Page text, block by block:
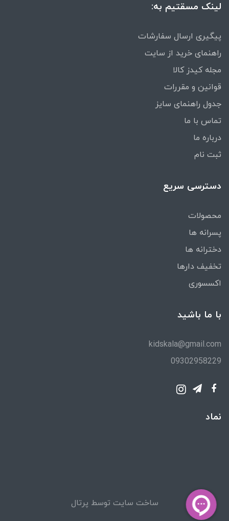
لینک مسقتیم به:
پیگیری ارسال سفارشات
راهنمای خرید از سایت
مجله کیدز کالا
قوانین و مقررات
جدول راهنمای سایز
تماس با ما
درباره ما
ثبت نام
دسترسی سریع
محصولات
پسرانه ها
دخترانه ها
تخفیف دارها
اکسسوری
با ما باشید
kidskala@gmail.com
09302958229
نماد
ساخت سایت توسط پرتال